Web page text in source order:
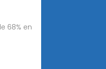
68% en